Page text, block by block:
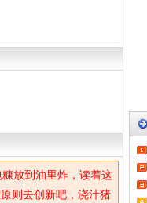
放到油里炸，读着这
则去创新吧，浇汁猪